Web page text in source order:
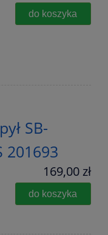
do koszyka
SB-
201693
169,00 zł
do koszyka